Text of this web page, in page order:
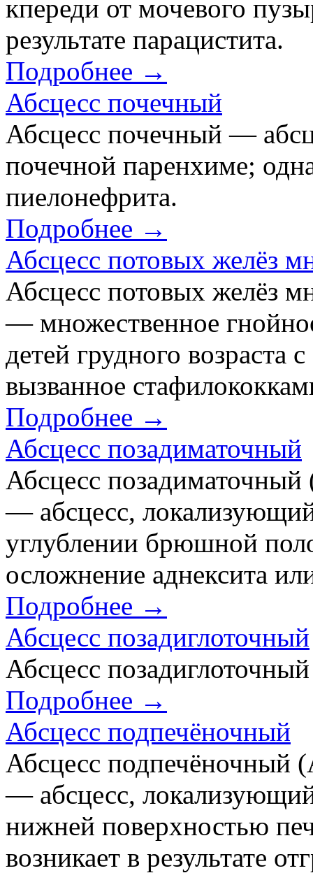
кпереди от мочевого
результате парацистита.
Подробнее →
Абсцесс почечный
Абсцесс почечный —
почечной паренхиме;
пиелонефрита.
Подробнее →
Абсцесс потовых желёз
Абсцесс потовых желёз
— множественное
детей грудного возраста
вызванное
Подробнее →
Абсцесс позадиматочный
Абсцесс позадиматочный
— абсцесс,
углублении брюшной
осложнение аднексита
Подробнее →
Абсцесс позадиглоточный
Абсцесс
Подробнее →
Абсцесс подпечёночный
Абсцесс подпечёночный
— абсцесс,
нижней поверхностью
возникает в результате